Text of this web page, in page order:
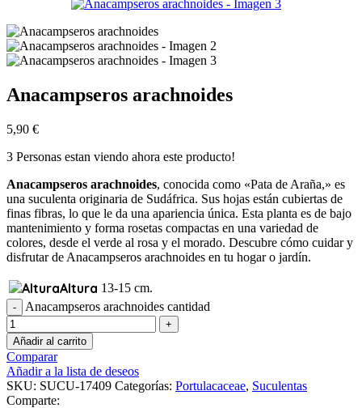
Anacampseros arachnoides
5,90 €
3 Personas estan viendo ahora este producto!
Anacampseros arachnoides, conocida como «Pata de Araña,» es
una suculenta originaria de Sudáfrica. Sus hojas están cubiertas de
finas fibras, lo que le da una apariencia única. Esta planta es de bajo
mantenimiento y forma rosetas compactas en una variedad de
colores, desde el verde al rosa y el morado. Descubre cómo cuidar y
disfrutar de Anacampseros arachnoides en tu hogar o jardín.
Altura 13-15 cm.
Anacampseros arachnoides cantidad
Añadir al carrito
Comparar
Añadir a la lista de deseos
SKU: SUCU-17409 Categorías: Portulacaceae, Suculentas
Comparte: